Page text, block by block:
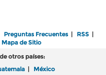
Preguntas Frecuentes | RSS |
Mapa de Sitio
otros países:
| México